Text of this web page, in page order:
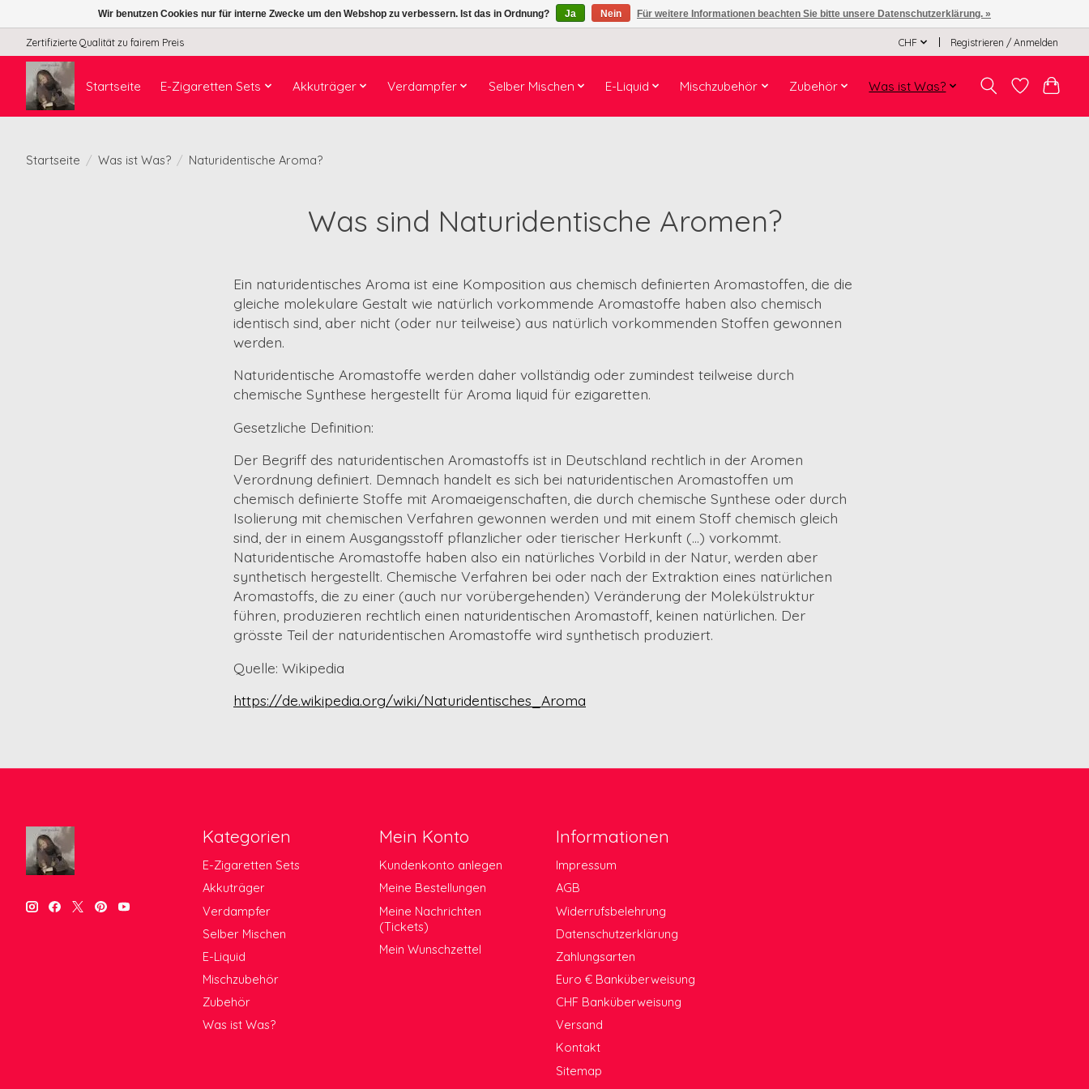
Zertifizierte Qualität zu fairem Preis CHF Registrieren / Anmelden
Startseite E-Zigaretten Sets Akkuträger Verdampfer Selber Mischen E-Liquid Mischzubehör Zubehör Was ist Was?
Startseite / Was ist Was? / Naturidentische Aroma?
Was sind Naturidentische Aromen?
Ein naturidentisches Aroma ist eine Komposition aus chemisch definierten Aromastoffen, die die
gleiche molekulare Gestalt wie natürlich vorkommende Aromastoffe haben also chemisch
identisch sind, aber nicht (oder nur teilweise) aus natürlich vorkommenden Stoffen gewonnen
werden.
Naturidentische Aromastoffe werden daher vollständig oder zumindest teilweise durch
chemische Synthese hergestellt für Aroma liquid für ezigaretten.
Gesetzliche Definition:
Der Begriff des naturidentischen Aromastoffs ist in Deutschland rechtlich in der Aromen
Verordnung definiert. Demnach handelt es sich bei naturidentischen Aromastoffen um
chemisch definierte Stoffe mit Aromaeigenschaften, die durch chemische Synthese oder durch
Isolierung mit chemischen Verfahren gewonnen werden und mit einem Stoff chemisch gleich
sind, der in einem Ausgangsstoff pflanzlicher oder tierischer Herkunft (...) vorkommt.
Naturidentische Aromastoffe haben also ein natürliches Vorbild in der Natur, werden aber
synthetisch hergestellt. Chemische Verfahren bei oder nach der Extraktion eines natürlichen
Aromastoffs, die zu einer (auch nur vorübergehenden) Veränderung der Molekülstruktur
führen, produzieren rechtlich einen naturidentischen Aromastoff, keinen natürlichen. Der
grösste Teil der naturidentischen Aromastoffe wird synthetisch produziert.
Quelle: Wikipedia
https://de.wikipedia.org/wiki/Naturidentisches_Aroma
Kategorien
E-Zigaretten Sets
Akkuträger
Verdampfer
Selber Mischen
E-Liquid
Mischzubehör
Zubehör
Was ist Was?
Mein Konto
Kundenkonto anlegen
Meine Bestellungen
Meine Nachrichten
(Tickets)
Mein Wunschzettel
Informationen
Impressum
AGB
Widerrufsbelehrung
Datenschutzerklärung
Zahlungsarten
Euro € Banküberweisung
CHF Banküberweisung
Versand
Kontakt
Sitemap
Wir benutzen Cookies nur für interne Zwecke um den Webshop zu verbessern. Ist das in Ordnung? Ja Nein Für weitere Informationen beachten Sie bitte unsere Datenschutzerklärung. »